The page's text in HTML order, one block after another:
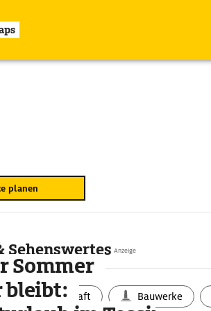
planen
Sehenswertes
Landschaft Bauwerke
Anzeige
Sommer
bleibt: